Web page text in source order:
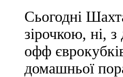
Сьогодні
зірочкою, ні,
офф
домашньої